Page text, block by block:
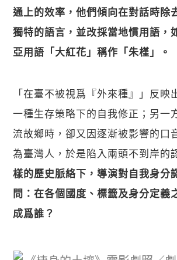
通上的效率，他們傾向在對話時除
獨特的語言，並改採當地慣用語，
亞用語「大紅花」稱作「朱槿」。
「在臺不被視爲『外來種』」反映
一種生存策略下的自我修正；另一
流故鄉時，卻又因逐漸被影響的口
為臺灣人，於是陷入兩頭不到岸的
樣的歷史脈絡下，導演對自我身分
問：在各個國度、標籤及身分定義
成爲誰？